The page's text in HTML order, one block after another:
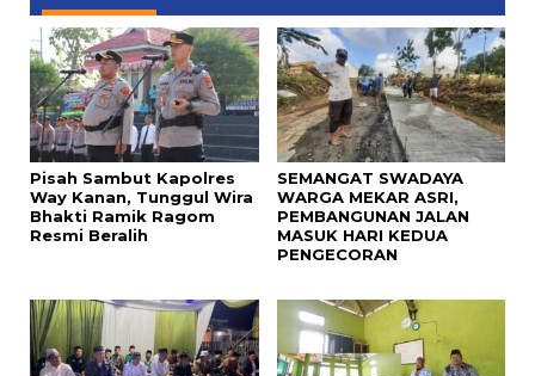
Pisah Sambut Kapolres
Way Kanan, Tunggul Wira
Bhakti Ramik Ragom
Resmi Beralih
SEMANGAT SWADAYA
WARGA MEKAR ASRI,
PEMBANGUNAN JALAN
MASUK HARI KEDUA
PENGECORAN